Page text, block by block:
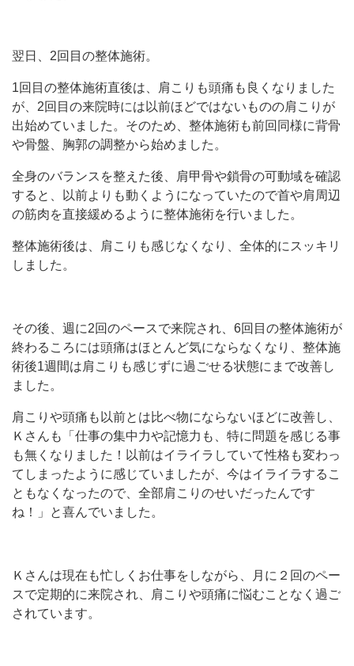
翌日、2回目の整体施術。
1回目の整体施術直後は、肩こりも頭痛も良くなりました
が、2回目の来院時には以前ほどではないものの肩こりが
出始めていました。そのため、整体施術も前回同様に背骨
や骨盤、胸郭の調整から始めました。
全身のバランスを整えた後、肩甲骨や鎖骨の可動域を確認
すると、以前よりも動くようになっていたので首や肩周辺
の筋肉を直接緩めるように整体施術を行いました。
整体施術後は、肩こりも感じなくなり、全体的にスッキリ
しました。
その後、週に2回のペースで来院され、6回目の整体施術が
終わるころには頭痛はほとんど気にならなくなり、整体施
術後1週間は肩こりも感じずに過ごせる状態にまで改善し
ました。
肩こりや頭痛も以前とは比べ物にならないほどに改善し、
Ｋさんも「仕事の集中力や記憶力も、特に問題を感じる事
も無くなりました！以前はイライラしていて性格も変わっ
てしまったように感じていましたが、今はイライラするこ
ともなくなったので、全部肩こりのせいだったんです
ね！」と喜んでいました。
Ｋさんは現在も忙しくお仕事をしながら、月に２回のペー
スで定期的に来院され、肩こりや頭痛に悩むことなく過ご
されています。